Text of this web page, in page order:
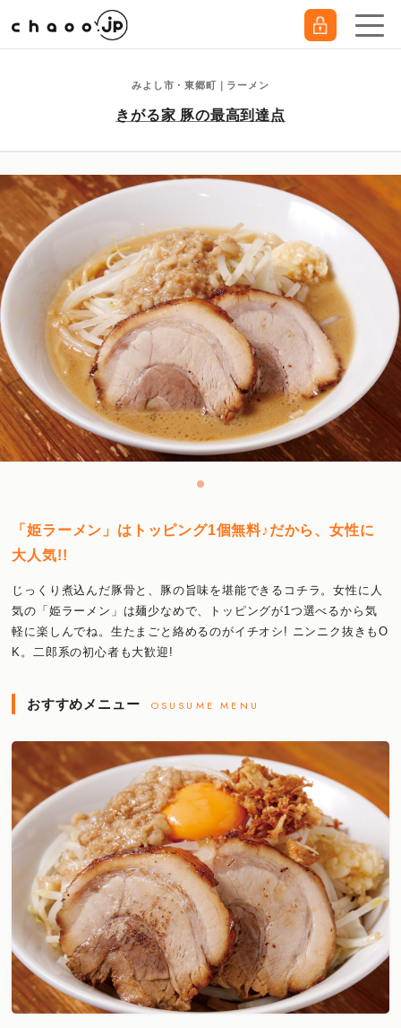
みよし市・東郷町｜ラーメン
きがる家 豚の最高到達点
「姫ラーメン」はトッピング1個無料♪だから、女性に
大人気!!
じっくり煮込んだ豚骨と、豚の旨味を堪能できるコチラ。女性に人
気の「姫ラーメン」は麺少なめで、トッピングが1つ選べるから気
軽に楽しんでね。生たまごと絡めるのがイチオシ! ニンニク抜きもO
K。二郎系の初心者も大歓迎!
おすすめメニュー OSUSUME MENU